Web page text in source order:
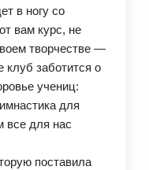
в ногу со
вам курс, не
творчестве —
клуб заботится о
учениц:
для
для нас
поставила